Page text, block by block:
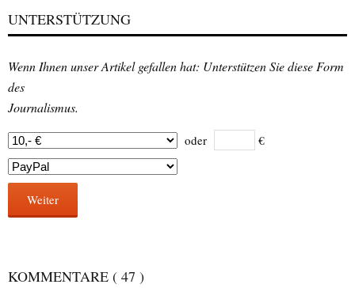
UNTERSTÜTZUNG
Wenn Ihnen unser Artikel gefallen hat: Unterstützen Sie diese Form
des
Journalismus.
oder €
Weiter
KOMMENTARE ( 47 )